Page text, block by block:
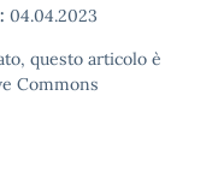
04.04.2023
questo articolo è
Commons